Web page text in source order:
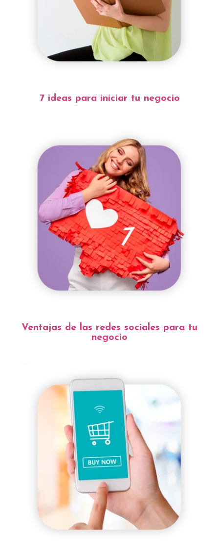
7 ideas para iniciar tu negocio
Ventajas de las redes sociales para tu
negocio